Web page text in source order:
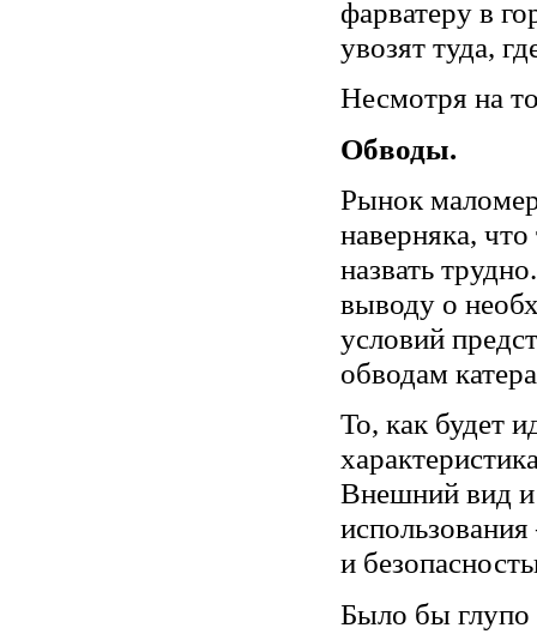
фарватеру в
увозят туда,
Несмотря на
Обводы.
Рынок
наверняка,
назвать
выводу о
условий
обводам
То, как будет
Внешний вид и
и
Было бы глупо